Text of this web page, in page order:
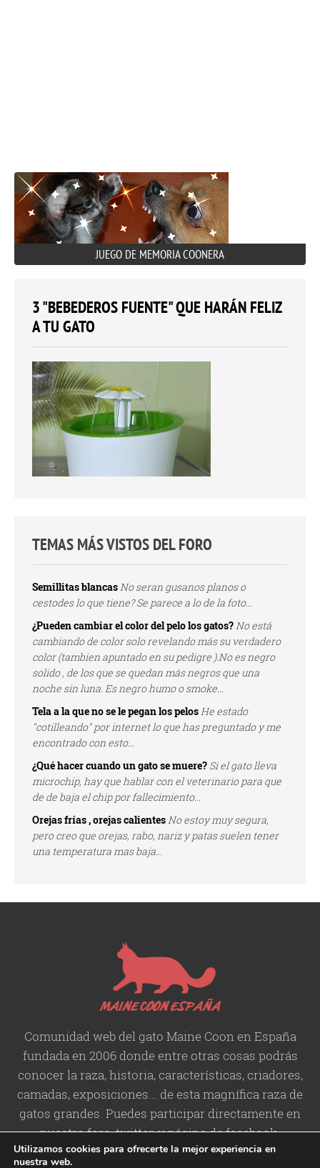
JUEGO DE MEMORIA COONERA
3 "BEBEDEROS FUENTE" QUE HARÁN FELIZ
A TU GATO
TEMAS MÁS VISTOS DEL FORO
Semillitas blancasNo seran gusanos planos o
cestodes lo que tiene? Se parece a lo de la foto...
¿Pueden cambiar el color del pelo los gatos?No está
cambiando de color solo revelando más su verdadero
color (tambien apuntado en su pedigre ).No es negro
solido , de los que se quedan más negros que una
noche sin luna. Es negro humo o smoke...
Tela a la que no se le pegan los pelosHe estado
"cotilleando" por internet lo que has preguntado y me
encontrado con esto...
¿Qué hacer cuando un gato se muere? Si el gato lleva
microchip, hay que hablar con el veterinario para que
de de baja el chip por fallecimiento...
Orejas frías , orejas calientesNo estoy muy segura,
pero creo que orejas, rabo, nariz y patas suelen tener
una temperatura mas baja...
Comunidad web del gato Maine Coon en España
fundada en 2006 donde entre otras cosas podrás
conocer la raza, historia,características, criadores,
camadas, exposiciones... de esta magnífica raza de
gatos grandes. Puedes participar directamente en
nuestro foro, twitter, y página de facebook.
Utilizamos cookies para ofrecerte la mejor experiencia en
nuestra web.